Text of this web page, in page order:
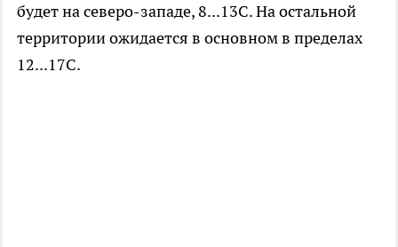
будет на северо-западе, 8...13С. На остальной
территории ожидается в основном в пределах
12...17С.